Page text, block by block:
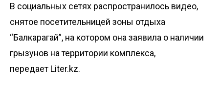
В социальных сетях распространилось видео,
снятое посетительницей зоны отдыха
“Балкарагай”, на котором она заявила о наличии
грызунов на территории комплекса,
передает Liter.kz.